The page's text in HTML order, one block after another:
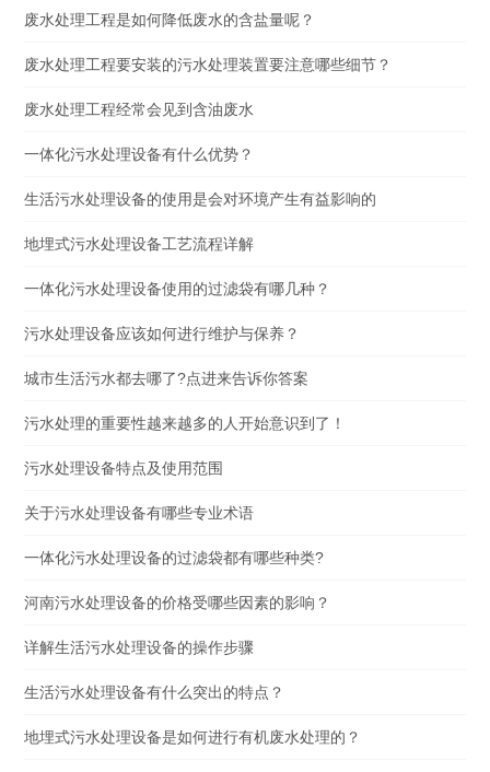
废水处理工程是如何降低废水的含盐量呢？
废水处理工程要安装的污水处理装置要注意哪些细节？
废水处理工程经常会见到含油废水
一体化污水处理设备有什么优势？
生活污水处理设备的使用是会对环境产生有益影响的
地埋式污水处理设备工艺流程详解
一体化污水处理设备使用的过滤袋有哪几种？
污水处理设备应该如何进行维护与保养？
城市生活污水都去哪了?点进来告诉你答案
污水处理的重要性越来越多的人开始意识到了！
污水处理设备特点及使用范围
关于污水处理设备有哪些专业术语
一体化污水处理设备的过滤袋都有哪些种类?
河南污水处理设备的价格受哪些因素的影响？
详解生活污水处理设备的操作步骤
生活污水处理设备有什么突出的特点？
地埋式污水处理设备是如何进行有机废水处理的？